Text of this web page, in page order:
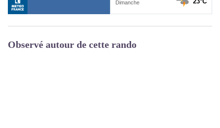
Observé autour de cette rando